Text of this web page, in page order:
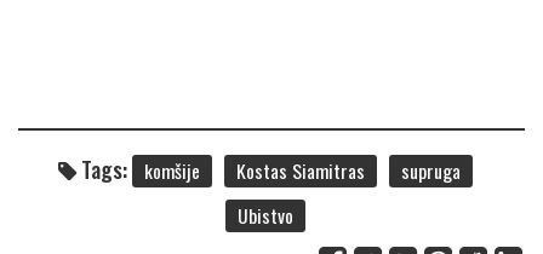
Tags: komšije Kostas Siamitras
supruga
Ubistvo